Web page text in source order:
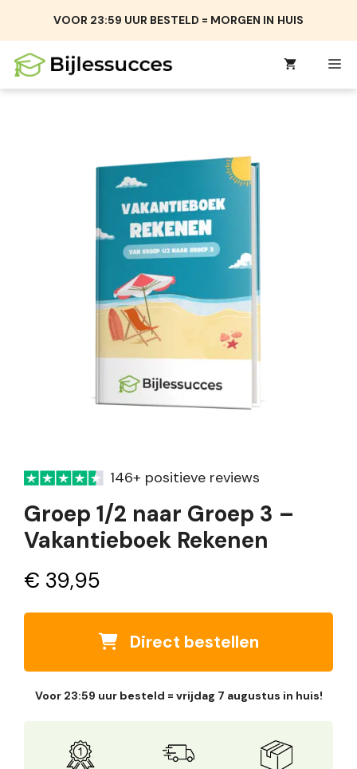
inhoud
VOOR 23:59 UUR BESTELD = MORGEN IN HUIS
146+ positieve reviews
Groep 1/2 naar Groep 3 –
Vakantieboek Rekenen
€ 39,95
Direct bestellen
Voor 23:59 uur besteld = vrijdag 7 augustus in huis!